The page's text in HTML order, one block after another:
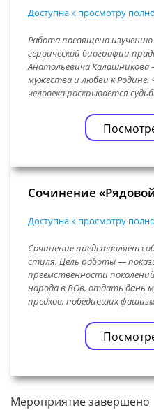
Доступна к просмотру
Работа посвящена
героической биографии
Анатольевича
мужества и любви к Родине.
человека раскрывается
Сочинение
Доступна к просмотру
Сочинение представляет
стиля. Цель работы —
преемственности
народа в ВОв, отдать дань
предков, победивших
Мероприятие завершено